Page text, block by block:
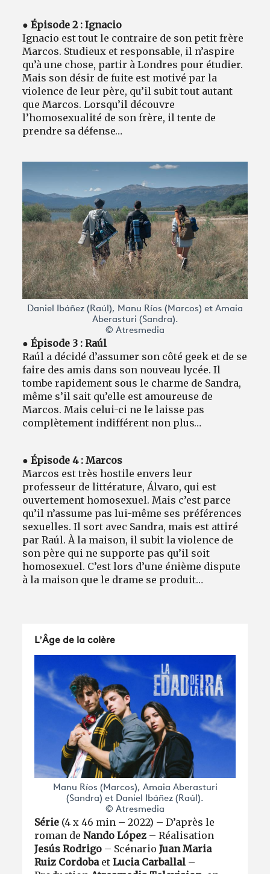
● Épisode 2 : Ignacio
Ignacio est tout le contraire de son petit frère
Marcos. Studieux et responsable, il n’aspire
qu’à une chose, partir à Londres pour étudier.
Mais son désir de fuite est motivé par la
violence de leur père, qu’il subit tout autant
que Marcos. Lorsqu’il découvre
l’homosexualité de son frère, il tente de
prendre sa défense…
Daniel Ibáñez (Raúl), Manu Ríos (Marcos) et Amaia
Aberasturi (Sandra).
© Atresmedia
● Épisode 3 : Raúl
Raúl a décidé d’assumer son côté geek et de se
faire des amis dans son nouveau lycée. Il
tombe rapidement sous le charme de Sandra,
même s’il sait qu’elle est amoureuse de
Marcos. Mais celui-ci ne le laisse pas
complètement indifférent non plus…
● Épisode 4 : Marcos
Marcos est très hostile envers leur
professeur de littérature, Álvaro, qui est
ouvertement homosexuel. Mais c’est parce
qu’il n’assume pas lui-même ses préférences
sexuelles. Il sort avec Sandra, mais est attiré
par Raúl. À la maison, il subit la violence de
son père qui ne supporte pas qu’il soit
homosexuel. C’est lors d’une énième dispute
à la maison que le drame se produit…
L’Âge de la colère
Manu Ríos (Marcos), Amaia Aberasturi
(Sandra) et Daniel Ibáñez (Raúl).
© Atresmedia
Série (4 x 46 min – 2022) – D’après le
roman deNando López – Réalisation
Jesús Rodrigo – ScénarioJuan Maria
Ruiz CordobaetLucia Carballal –